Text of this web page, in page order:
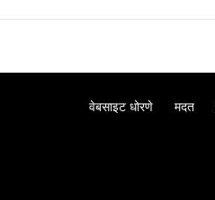
वेबसाइट धोरणे मदत